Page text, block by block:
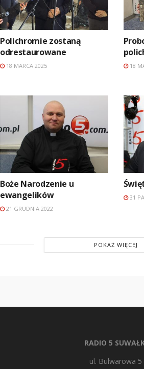
Polichromie zostaną
odrestaurowane
18 MARCA 2025 18
Boże Narodzenie u
ewangelików
21 GRUDNIA 2022
31
POKAŻ WIĘCEJ
RADIO 5
ul. Bulwarowa 5